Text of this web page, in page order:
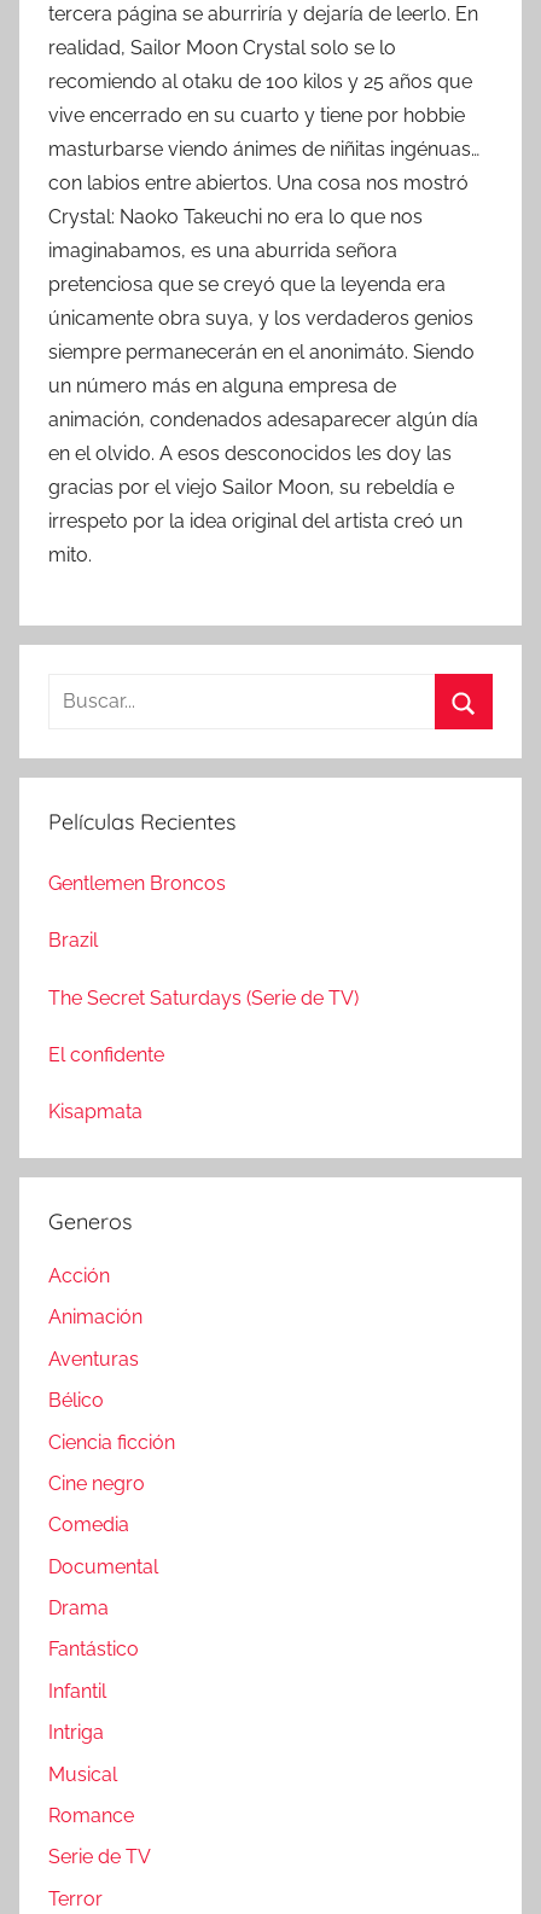
tercera página se aburriría y dejaría de leerlo. En
realidad, Sailor Moon Crystal solo se lo
recomiendo al otaku de 100 kilos y 25 años que
vive encerrado en su cuarto y tiene por hobbie
masturbarse viendo ánimes de niñitas ingénuas…
con labios entre abiertos. Una cosa nos mostró
Crystal: Naoko Takeuchi no era lo que nos
imaginabamos, es una aburrida señora
pretenciosa que se creyó que la leyenda era
únicamente obra suya, y los verdaderos genios
siempre permanecerán en el anonimáto. Siendo
un número más en alguna empresa de
animación, condenados adesaparecer algún día
en el olvido. A esos desconocidos les doy las
gracias por el viejo Sailor Moon, su rebeldía e
irrespeto por la idea original del artista creó un
mito.
s
a
:
u
Películas Recientes
Gentlemen Broncos
Brazil
The Secret Saturdays (Serie de TV)
El confidente
Kisapmata
Generos
Acción
Animación
Aventuras
Bélico
Ciencia ficción
Cine negro
Comedia
Documental
Drama
Fantástico
Infantil
Intriga
Musical
Romance
Serie de TV
Terror